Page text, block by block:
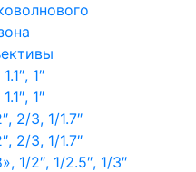
1″
1″
2/3, 1/1.7″
2/3, 1/1.7″
1/2″, 1/2.5″, 1/3″